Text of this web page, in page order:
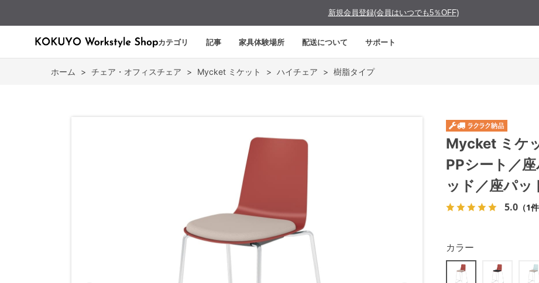
新規会員登録(会員はいつでも5％OFF)
カテゴリ 記事 家具体験場所 配送について サポート
ホーム > チェア・オフィスチェア > Mycket ミケット > ハイチェア > 樹脂タイプ
Mycket ミケ
PPシート／
ッド／座パ
5.0 （1件
カラー